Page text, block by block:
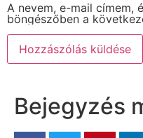
A nevem, e-mail címem,
böngészőben a
Bejegyzés